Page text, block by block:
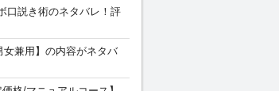
口説き術のネタバレ！評
女兼用】の内容がネタバ